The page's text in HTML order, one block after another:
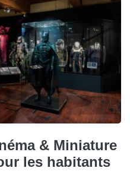
& Miniature
les habitants